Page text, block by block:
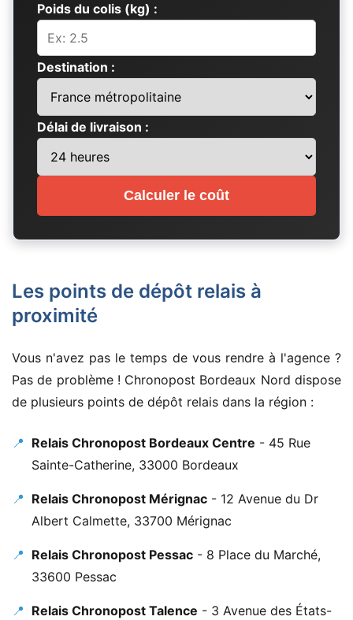
Poids du colis (kg) :
Destination :
Délai de livraison :
Calculer le coût
Les points de dépôt relais à
proximité
Vous n'avez pas le temps de vous rendre à l'agence ?
Pas de problème ! Chronopost Bordeaux Nord dispose
de plusieurs points de dépôt relais dans la région :
📍 Relais Chronopost Bordeaux Centre - 45 Rue
Sainte-Catherine, 33000 Bordeaux
📍 Relais Chronopost Mérignac - 12 Avenue du Dr
Albert Calmette, 33700 Mérignac
📍 Relais Chronopost Pessac - 8 Place du Marché,
33600 Pessac
📍 Relais Chronopost Talence - 3 Avenue des États-